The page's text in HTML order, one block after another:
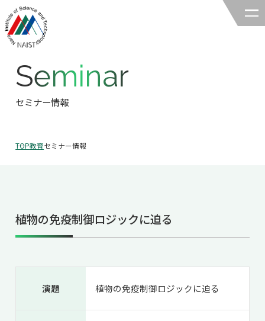
奈良先端科学技術大学院大学
領域の概要・特色
領域賞の紹介
研究室一覧
共用機器・設備紹介
研究成果
教育TOP
就職実績
卒業生の声
入試情報
入試情報TOP
Seminar
セミナー情報
TOP教育セミナー情報
植物の免疫制御ロジックに迫る
演題 植物の免疫制御ロジックに迫る